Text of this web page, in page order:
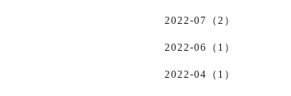
2022-07（2）
2022-06（1）
2022-04（1）